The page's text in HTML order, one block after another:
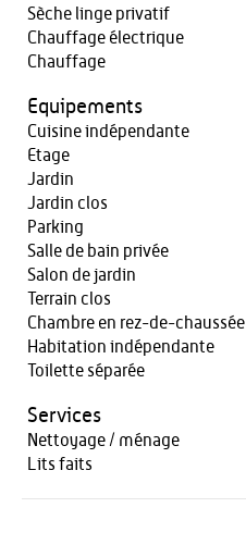
Sèche linge privatif
Chauffage électrique
Chauffage
Equipements
Cuisine indépendante
Etage
Jardin
Jardin clos
Parking
Salle de bain privée
Salon de jardin
Terrain clos
Chambre en rez-de-chaussée
Habitation indépendante
Toilette séparée
Services
Nettoyage / ménage
Lits faits